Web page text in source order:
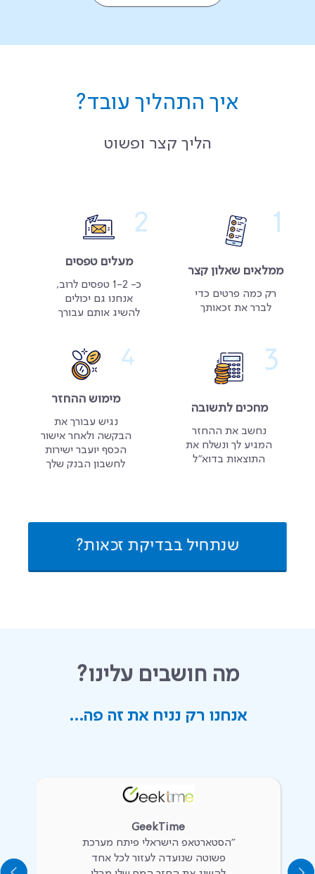
איך התהליך עובד?
הליך קצר ופשוט
ממלאים שאלון קצר
רק כמה פרטים כדי
לברר את זכאותך
מעלים טפסים
כ- 1-2 טפסים לרוב,
אנחנו גם יכולים
להשיג אותם עבורך
מחכים לתשובה
נחשב את ההחזר
המגיע לך ונשלח את
התוצאות בדוא״ל
מימוש ההחזר
נגיש עבורך את
הבקשה ולאחר אישור
הכסף יועבר ישירות
לחשבון הבנק שלך
שנתחיל בבדיקת זכאות?
מה חושבים עלינו?
אנחנו רק נניח את זה פה...
GeekTime
״הסטארטאפ הישראלי פיתח מערכת
פשוטה שנועדה לעזור לכל אחד